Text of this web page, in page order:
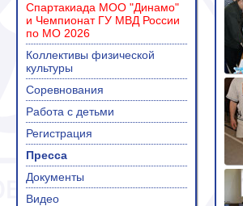
Спартакиада МОО "Динамо"
и Чемпионат ГУ МВД России
по МО 2026
Коллективы физической
культуры
Соревнования
Работа с детьми
Регистрация
Пресса
Документы
Видео